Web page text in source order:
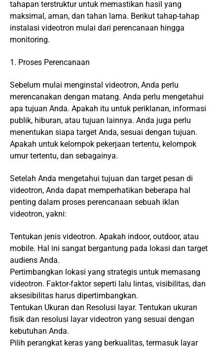
tahapan terstruktur untuk memastikan hasil yang
maksimal, aman, dan tahan lama. Berikut tahap-tahap
instalasi videotron mulai dari perencanaan hingga
monitoring.
1. Proses Perencanaan
Sebelum mulai menginstal videotron, Anda perlu
merencanakan dengan matang. Anda perlu mengetahui
apa tujuan Anda. Apakah itu untuk periklanan, informasi
publik, hiburan, atau tujuan lainnya. Anda juga perlu
menentukan siapa target Anda, sesuai dengan tujuan.
Apakah untuk kelompok pekerjaan tertentu, kelompok
umur tertentu, dan sebagainya.
Setelah Anda mengetahui tujuan dan target pesan di
videotron, Anda dapat memperhatikan beberapa hal
penting dalam proses perencanaan sebuah iklan
videotron, yakni:
Tentukan jenis videotron. Apakah indoor, outdoor, atau
mobile. Hal ini sangat bergantung pada lokasi dan target
audiens Anda.
Pertimbangkan lokasi yang strategis untuk memasang
videotron. Faktor-faktor seperti lalu lintas, visibilitas, dan
aksesibilitas harus dipertimbangkan.
Tentukan Ukuran dan Resolusi layar. Tentukan ukuran
fisik dan resolusi layar videotron yang sesuai dengan
kebutuhan Anda.
Pilih perangkat keras yang berkualitas, termasuk layar